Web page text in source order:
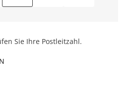
Sie Ihre Postleitzahl.